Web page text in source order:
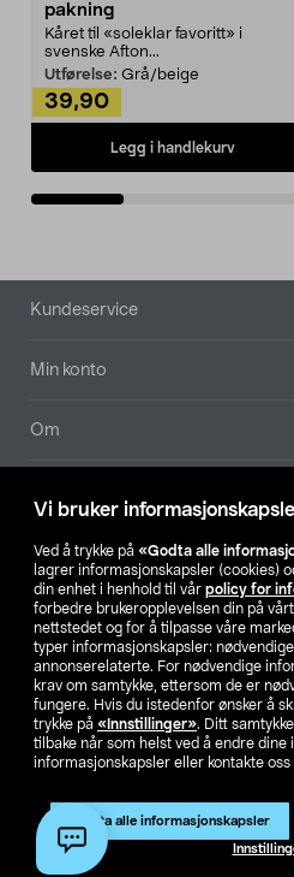
Vi bruker
Ved å trykke på «Godta alle
lagrer informasjonskapsler (cookies)
din enhet i henhold til vår policy for
forbedre brukeropplevelsen din på
nettstedet og for å tilpasse våre
typer informasjonskapsler:
annonserelaterte. For nødvendige
krav om samtykke, ettersom de er
fungere. Hvis du istedenfor ønsker å
trykke på «Innstillinger». Ditt
tilbake når som helst ved å endre dine
informasjonskapsler eller kontakte oss
Godta alle informasjonskapsler
pakning
Kåret til «soleklar favoritt» i
svenske Afton...
Utførelse: Grå/beige
39,90
Legg i handlekurv
Bunntekst
Kundeservice
Min konto
Om
Våre selskaper
Finn
SE NO
Privacy statement Medlemsvilkår
Endre til priser